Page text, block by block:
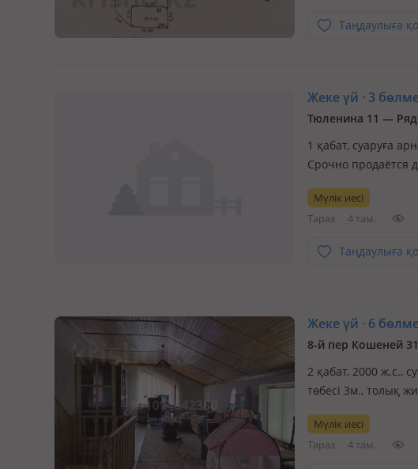
Таңдаулыға
Жеке үй · 3
Тюленина 11 —
1 қабат, суаруға
Срочно продаётся
квадрате соседей
Мүлік иесі
Тараз
4 там.
Таңдаулыға
Жеке үй · 6
8-й пер Кошеней 31
2 қабат, 2000 ж.с.,
төбесі 3м., толық
спокойном и
Идеальн…
Мүлік иесі
Тараз
4 там.